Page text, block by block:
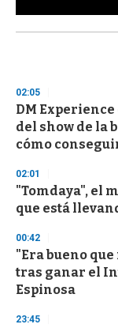
s
d
s
o
f
3
s
e
o
d
s
02:05
DM
del show de la
cómo
02:01
"Tomdaya", el
que está
00:42
"Era bueno
tras ganar el
Espinosa
23:45